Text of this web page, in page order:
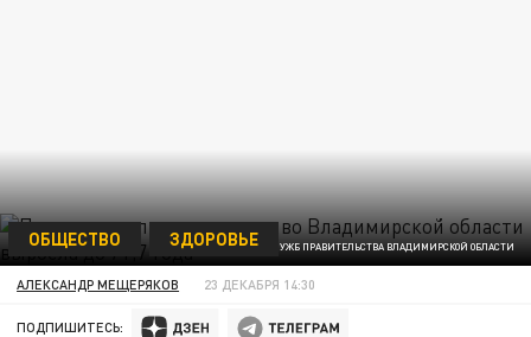
ФОТО: ПРЕСС-СЛУЖБ ПРАВИТЕЛЬСТВА ВЛАДИМИРСКОЙ ОБЛАСТИ
ОБЩЕСТВО ЗДОРОВЬЕ
АЛЕКСАНДР МЕЩЕРЯКОВ 23 ДЕКАБРЯ 14:30
ПОДПИШИТЕСЬ: